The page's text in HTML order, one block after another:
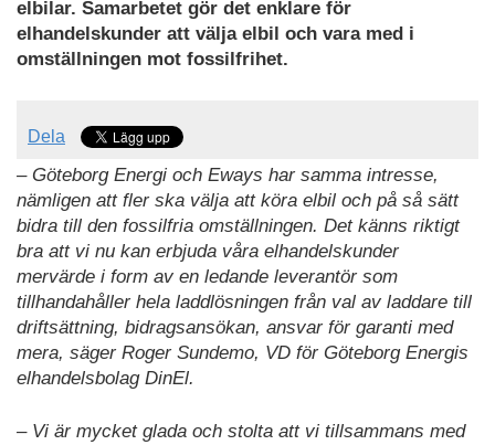
elbilar. Samarbetet gör det enklare för
elhandelskunder att välja elbil och vara med i
omställningen mot fossilfrihet.
Dela
– Göteborg Energi och Eways har samma intresse,
nämligen att fler ska välja att köra elbil och på så sätt
bidra till den fossilfria omställningen. Det känns riktigt
bra att vi nu kan erbjuda våra elhandelskunder
mervärde i form av en ledande leverantör som
tillhandahåller hela laddlösningen från val av laddare till
driftsättning, bidragsansökan, ansvar för garanti med
mera, säger Roger Sundemo, VD för Göteborg Energis
elhandelsbolag DinEl.
– Vi är mycket glada och stolta att vi tillsammans med